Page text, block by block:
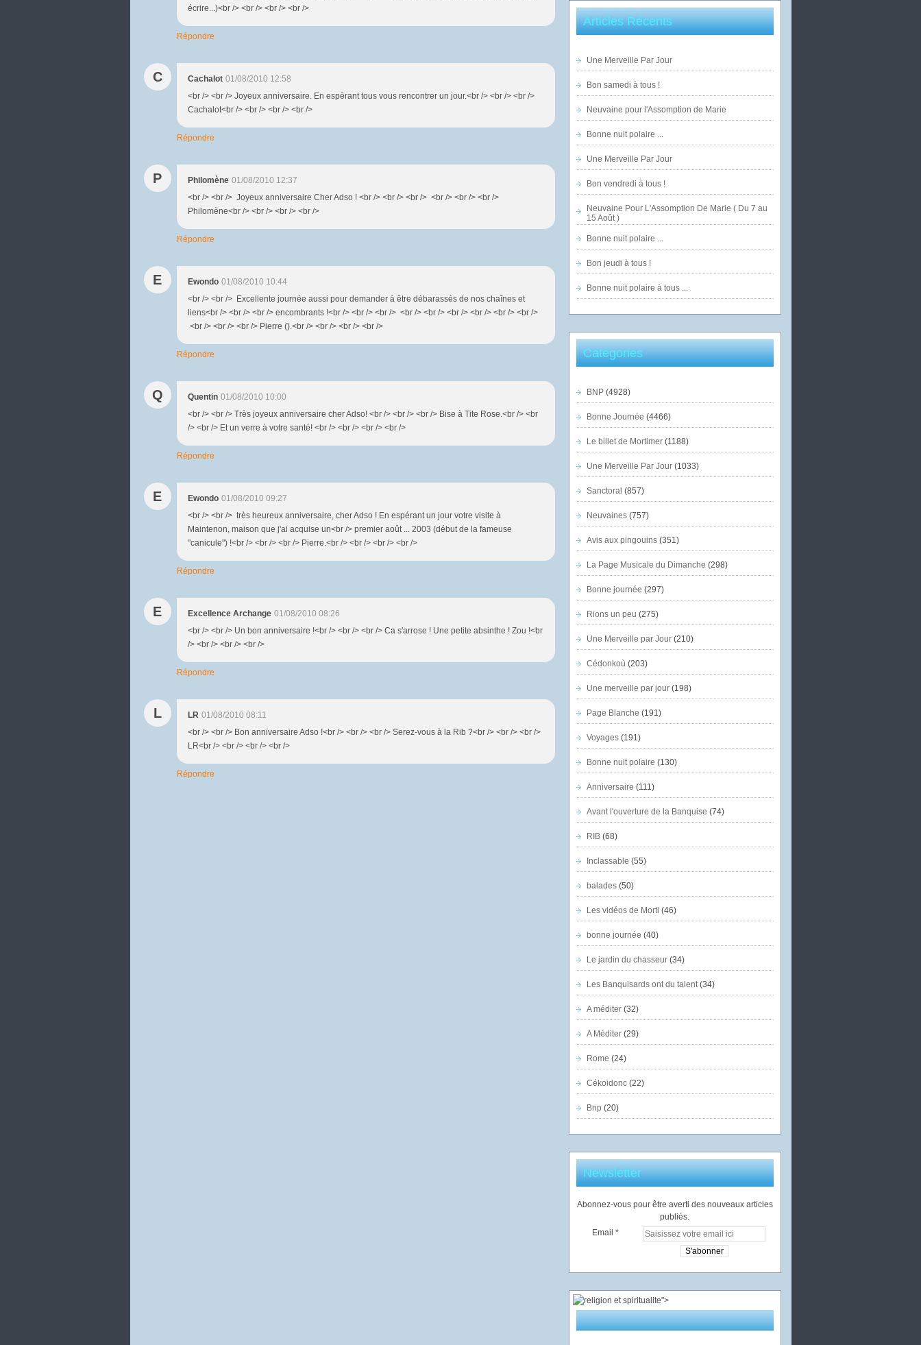
écrire...)<br /> <br /> <br /> <br />
Répondre
C Cachalot 01/08/2010 12:58
<br /> <br /> Joyeux anniversaire. En espèrant tous vous rencontrer un jour.<br /> <br /> <br />
Cachalot<br /> <br /> <br /> <br />
Répondre
P Philomène 01/08/2010 12:37
<br /> <br /> Joyeux anniversaire Cher Adso ! <br /> <br /> <br /> <br /> <br /> <br />
Philomène<br /> <br /> <br /> <br />
Répondre
E Ewondo 01/08/2010 10:44
<br /> <br /> Excellente journée aussi pour demander à être débarassés de nos chaînes et
liens<br /> <br /> <br /> encombrants !<br /> <br /> <br /> <br /> <br /> <br /> <br /> <br /> <br />
<br /> <br /> <br /> Pierre ().<br /> <br /> <br /> <br />
Répondre
Q Quentin 01/08/2010 10:00
<br /> <br /> Très joyeux anniversaire cher Adso! <br /> <br /> <br /> Bise à Tite Rose.<br /> <br
/> <br /> Et un verre à votre santé! <br /> <br /> <br /> <br />
Répondre
E Ewondo 01/08/2010 09:27
<br /> <br /> très heureux anniversaire, cher Adso ! En espérant un jour votre visite à
Maintenon, maison que j'ai acquise un<br /> premier août ... 2003 (début de la fameuse
"canicule") !<br /> <br /> <br /> Pierre.<br /> <br /> <br /> <br />
Répondre
E Excellence Archange 01/08/2010 08:26
<br /> <br /> Un bon anniversaire !<br /> <br /> <br /> Ca s'arrose ! Une petite absinthe ! Zou !<br
/> <br /> <br /> <br />
Répondre
L LR 01/08/2010 08:11
<br /> <br /> Bon anniversaire Adso !<br /> <br /> <br /> Serez-vous à la Rib ?<br /> <br /> <br />
LR<br /> <br /> <br /> <br />
Répondre
Articles Récents
Une Merveille Par Jour
Bon samedi à tous !
Neuvaine pour l'Assomption de Marie
Bonne nuit polaire ...
Une Merveille Par Jour
Bon vendredi à tous !
Neuvaine Pour L'Assomption De Marie ( Du 7 au
15 Août )
Bonne nuit polaire ...
Bon jeudi à tous !
Bonne nuit polaire à tous ...
Catégories
BNP(4928)
Bonne Journée (4466)
Le billet de Mortimer(1188)
Une Merveille Par Jour(1033)
Sanctoral (857)
Neuvaines(757)
Avis aux pingouins(351)
La Page Musicale du Dimanche (298)
Bonne journée (297)
Rions un peu (275)
Une Merveille par Jour(210)
Cédonkoù (203)
Une merveille par jour(198)
Page Blanche (191)
Voyages(191)
Bonne nuit polaire (130)
Anniversaire (111)
Avant l'ouverture de la Banquise (74)
RIB(68)
Inclassable (55)
balades(50)
Les vidéos de Morti (46)
bonne journée (40)
Le jardin du chasseur(34)
Les Banquisards ont du talent(34)
A méditer(32)
A Méditer(29)
Rome (24)
Cékoidonc(22)
Bnp (20)
Newsletter
Abonnez-vous pour être averti des nouveaux articles
publiés.
Email
">